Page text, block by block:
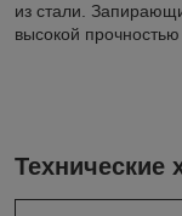
из стали.
высокой
Технические